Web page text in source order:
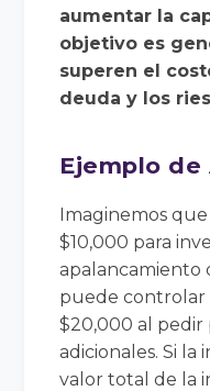
aumentar la
objetivo es
superen el
deuda y los
Ejemplo
Imaginemos
$10,000 para
apalancamiento
puede controlar
$20,000 al pedir
adicionales. Si la
valor total de la